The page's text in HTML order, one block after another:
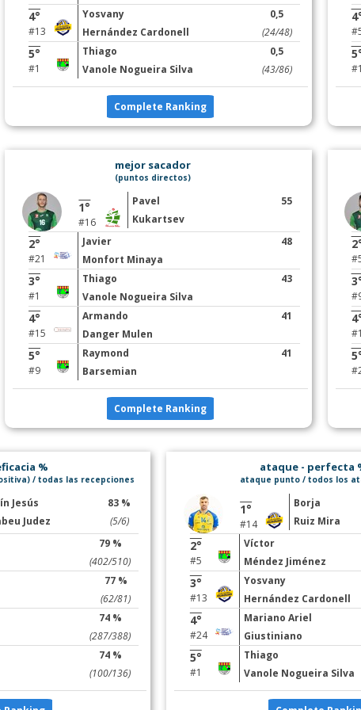
4°
#13
Yosvany
Hernández Cardonell
0,5
(24/48)
5°
#1
Thiago
Vanole Nogueira Silva
0,5
(43/86)
Complete Ranking
mejor sacador
(puntos directos)
1°
#16
Pavel
Kukartsev
55
2°
#21
Javier
Monfort Minaya
48
3°
#1
Thiago
Vanole Nogueira Silva
43
4°
#15
Armando
Danger Mulen
41
5°
#9
Raymond
Barsemian
41
Complete Ranking
%
/ todas las recepciones
Jesús
Judez
83 %
(5/6)
79 %
(402/510)
77 %
(62/81)
74 %
(287/388)
74 %
(100/136)
ataque - perfecta
ataque punto / todos los
1°
#14
Borja
Ruiz Mira
2°
#5
Víctor
Méndez Jiménez
3°
#13
Yosvany
Hernández Cardonell
4°
#24
Mariano Ariel
Giustiniano
5°
#1
Thiago
Vanole Nogueira Silva